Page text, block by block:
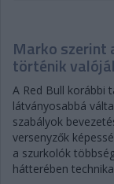
Marko szerint
történik
A Red Bull korábbi
látványosabbá
szabályok
versenyzők
a szurkolók
hátterében